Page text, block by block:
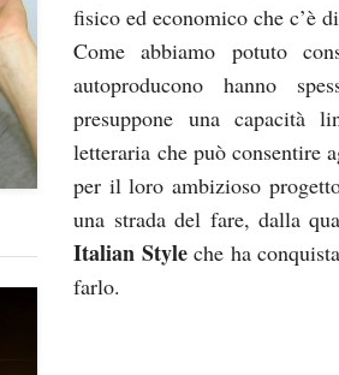
fisico ed economico che c’è
Come abbiamo potuto
autoproducono hanno
presuppone una capacità
letteraria che può consentire
per il loro ambizioso
una strada del fare, dalla
Italian Styleche ha
farlo.